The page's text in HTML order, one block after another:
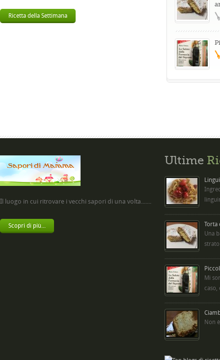
Ricetta della Settimana
Il luogo in cui ritrovare i vecchi sapori di una volta.......
Scopri di più...
Ultime
Torta
Una
Mi
caso,
Non